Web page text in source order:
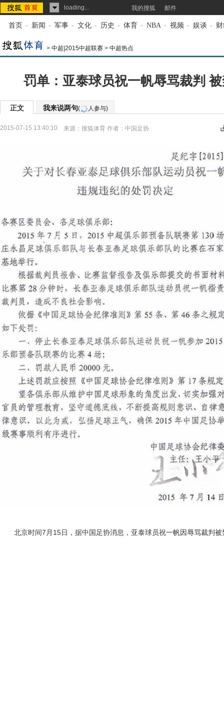
loading... 我的搜狐 邮件
首页 - 新闻 - 军事 - 文化 - 历史 - 体育 - NBA - 视频 - 娱谈 -
> 中超|2015中超联赛 > 中超热点
罚单：亚泰球员祝一帆辱骂裁判
正文 我来说两句( 人参与)
2015-07-15 13:40:10 来源： 搜狐体育 作者：中国足协
北京时间7月15日，据中国足协消息，亚泰球员祝一帆因辱骂裁判被